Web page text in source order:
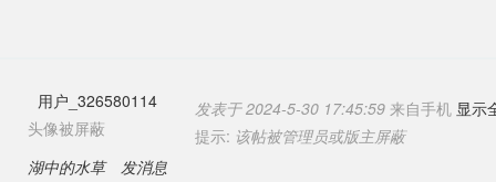
用户_326580114
头像被屏蔽
湖中的水草
发消息
发表于 2024-5-30 17:45:59 来自手机 显示
提示: 该帖被管理员或版主屏蔽